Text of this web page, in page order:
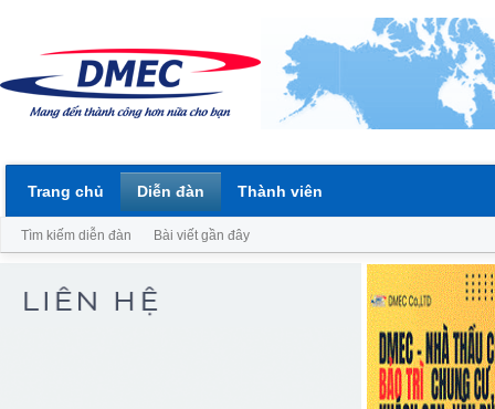
Trang chủ Diễn đàn
Tìm kiếm diễn đàn Bài viết gần đây
Thành viên